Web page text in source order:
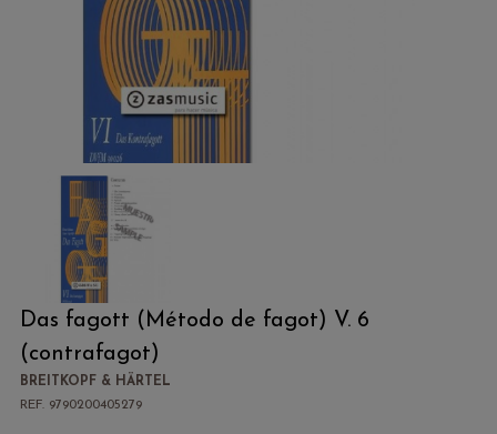
Das fagott (Método de fagot) V. 6
(contrafagot)
BREITKOPF & HÄRTEL
REF. 9790200405279